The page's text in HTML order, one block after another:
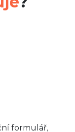
formulář,